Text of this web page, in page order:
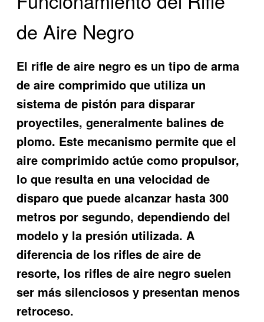
de Aire Negro
El rifle de aire negro es un tipo de arma
de aire comprimido que utiliza un
sistema de pistón para disparar
proyectiles, generalmente balines de
plomo. Este mecanismo permite que el
aire comprimido actúe como propulsor,
lo que resulta en una velocidad de
disparo que puede alcanzar hasta 300
metros por segundo, dependiendo del
modelo y la presión utilizada. A
diferencia de los rifles de aire de
resorte, los rifles de aire negro suelen
ser más silenciosos y presentan menos
retroceso.